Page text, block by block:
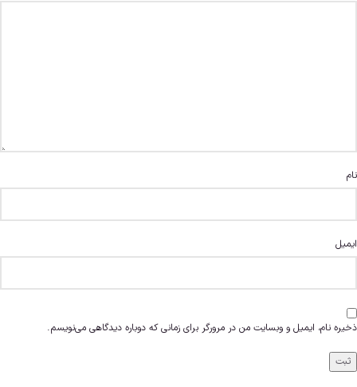
نام
ایمیل
ذخیره نام، ایمیل و وبسایت من در مرورگر برای زمانی که دوباره دیدگاهی می‌نویسم.